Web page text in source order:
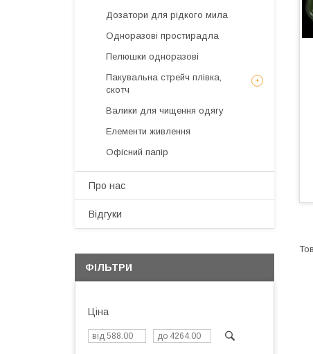
Дозатори для рідкого мила
Одноразові простирадла
Пелюшки одноразові
Пакувальна стрейч плівка,
скотч
Валики для чищення одягу
Елементи живлення
Офісний папір
Про нас
Відгуки
ФІЛЬТРИ
Ціна